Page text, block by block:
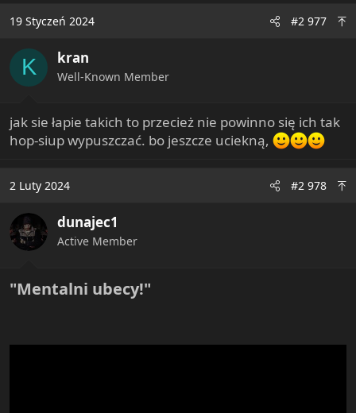
t
o
n
s
19 Styczeń 2024 #2 977
K kran
Well-Known Member
jak sie łapie takich to przecież nie powinno się ich tak
hop-siup wypuszczać. bo jeszcze uciekną,
2 Luty 2024 #2 978
dunajec1
Active Member
"Mentalni ubecy!"​